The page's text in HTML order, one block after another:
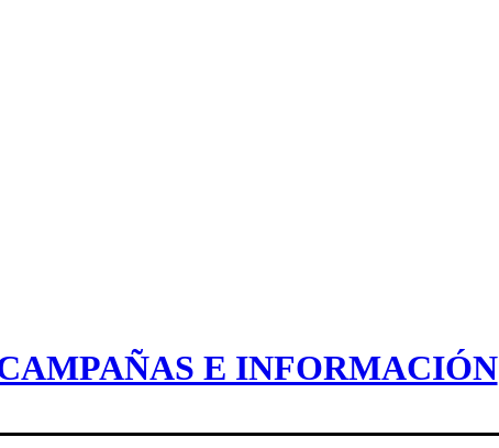
E INFORMACIÓN